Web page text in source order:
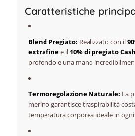
Caratteristiche
Blend Pregiato: Realizzato con il
extrafinee il 10% di pregiato
profondo e una mano
Termoregolazione Naturale: La
merino garantisce traspirabilità
temperatura corporea ideale in